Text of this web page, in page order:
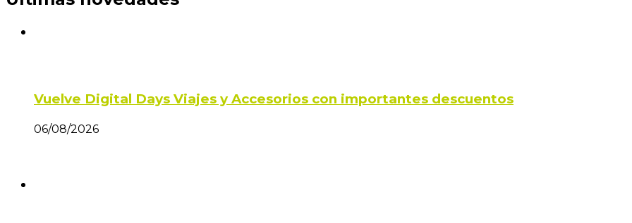
Vuelve Digital Days Viajes y Accesorios con importantes descuentos
06/08/2026